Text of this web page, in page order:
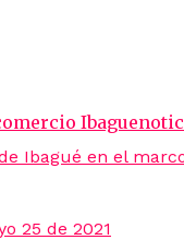
Ibague
Ibagué en el
25 de 2021